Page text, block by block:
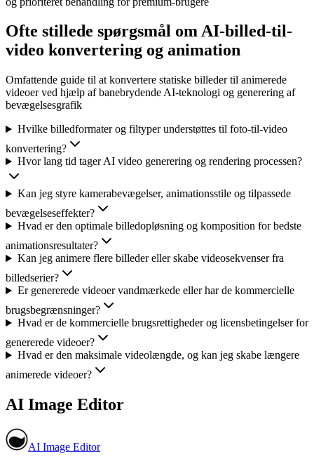
Ofte stillede spørgsmål om AI-billed-til-
video konvertering og animation
Omfattende guide til at konvertere statiske billeder til animerede
videoer ved hjælp af banebrydende AI-teknologi og generering af
bevægelsesgrafik
Hvilke billedformater og filtyper understøttes til foto-til-video
konvertering?
Hvor lang tid tager AI video generering og rendering processen?
Kan jeg styre kamerabevægelser, animationsstile og tilpassede
bevægelseseffekter?
Hvad er den optimale billedopløsning og komposition for bedste
animationsresultater?
Kan jeg animere flere billeder eller skabe videosekvenser fra
billedserier?
Er genererede videoer vandmærkede eller har de kommercielle
brugsbegrænsninger?
Hvad er de kommercielle brugsrettigheder og licensbetingelser for
genererede videoer?
Hvad er den maksimale videolængde, og kan jeg skabe længere
animerede videoer?
AI Image Editor
AI Image Editor